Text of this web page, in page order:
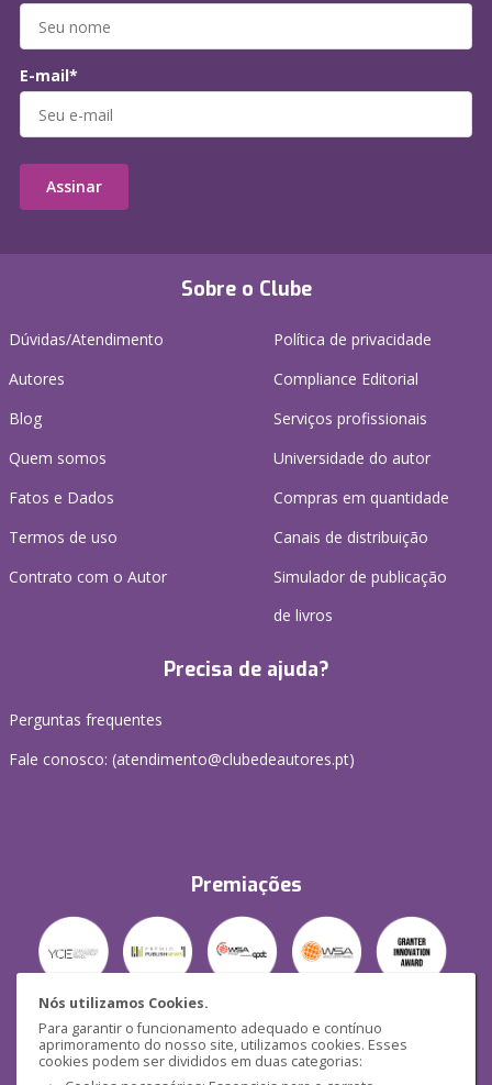
Nós utilizamos Cookies.
Para garantir o funcionamento adequado e contínuo
aprimoramento do nosso site, utilizamos cookies. Esses
cookies podem ser divididos em duas categorias:
Sobre o Clube
Dúvidas/Atendimento
Autores
Blog
Quem somos
Fatos e Dados
Termos de uso
Contrato com o Autor
Política de privacidade
Compliance Editorial
Serviços profissionais
Universidade do autor
Compras em quantidade
Canais de distribuição
Simulador de publicação
de livros
Precisa de ajuda?
Perguntas frequentes
Fale conosco: (atendimento@clubedeautores.pt)
Premiações
Segurança
E-mail*
Assinar